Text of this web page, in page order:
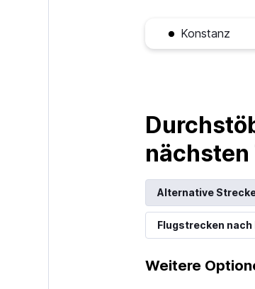
Konstanz
nächsten
Alternative
Flugstrecken
Weitere